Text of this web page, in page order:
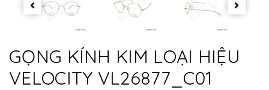
GỌNG KÍNH KIM LOẠI HIỆU
VELOCITY VL26877_C01